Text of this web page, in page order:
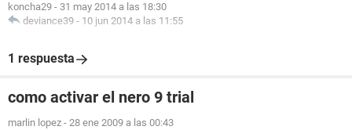
koncha29 - 31 may 2014 a las 18:30
deviance39 - 10 jun 2014 a las 11:55
1 respuesta
como activar el nero 9 trial
marlin lopez - 28 ene 2009 a las 00:43